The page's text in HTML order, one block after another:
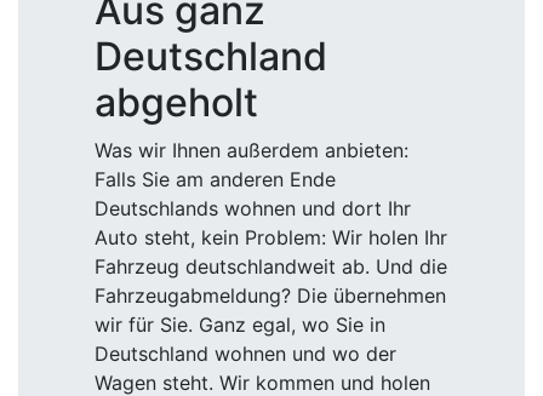
Aus ganz
Deutschland
abgeholt
Was wir Ihnen außerdem anbieten:
Falls Sie am anderen Ende
Deutschlands wohnen und dort Ihr
Auto steht, kein Problem: Wir holen Ihr
Fahrzeug deutschlandweit ab. Und die
Fahrzeugabmeldung? Die übernehmen
wir für Sie. Ganz egal, wo Sie in
Deutschland wohnen und wo der
Wagen steht. Wir kommen und holen